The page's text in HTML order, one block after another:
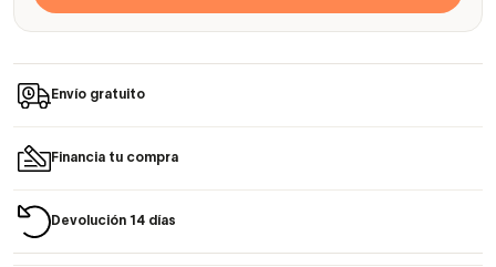
Envío gratuito
Financia tu compra
Devolución 14 días